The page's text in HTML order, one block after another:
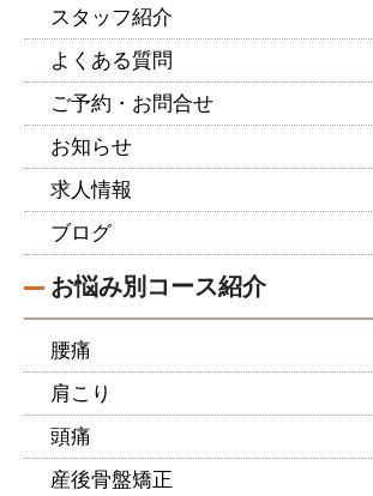
スタッフ紹介
よくある質問
ご予約・お問合せ
お知らせ
求人情報
ブログ
お悩み別コース紹介
腰痛
肩こり
頭痛
産後骨盤矯正